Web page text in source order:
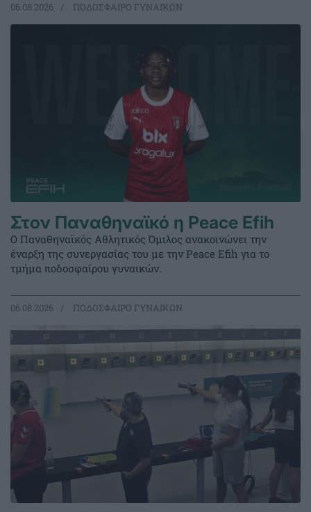
06.08.2026 ΠΟΔΟΣΦΑΙΡΟ ΓΥΝΑΙΚΩΝ
Στον Παναθηναϊκό η Peace Efih
Ο Παναθηναϊκός Αθλητικός Όμιλος ανακοινώνει την
έναρξη της συνεργασίας του με την Peace Efih για το
τμήμα ποδοσφαίρου γυναικών.
06.08.2026 ΠΟΔΟΣΦΑΙΡΟ ΓΥΝΑΙΚΩΝ